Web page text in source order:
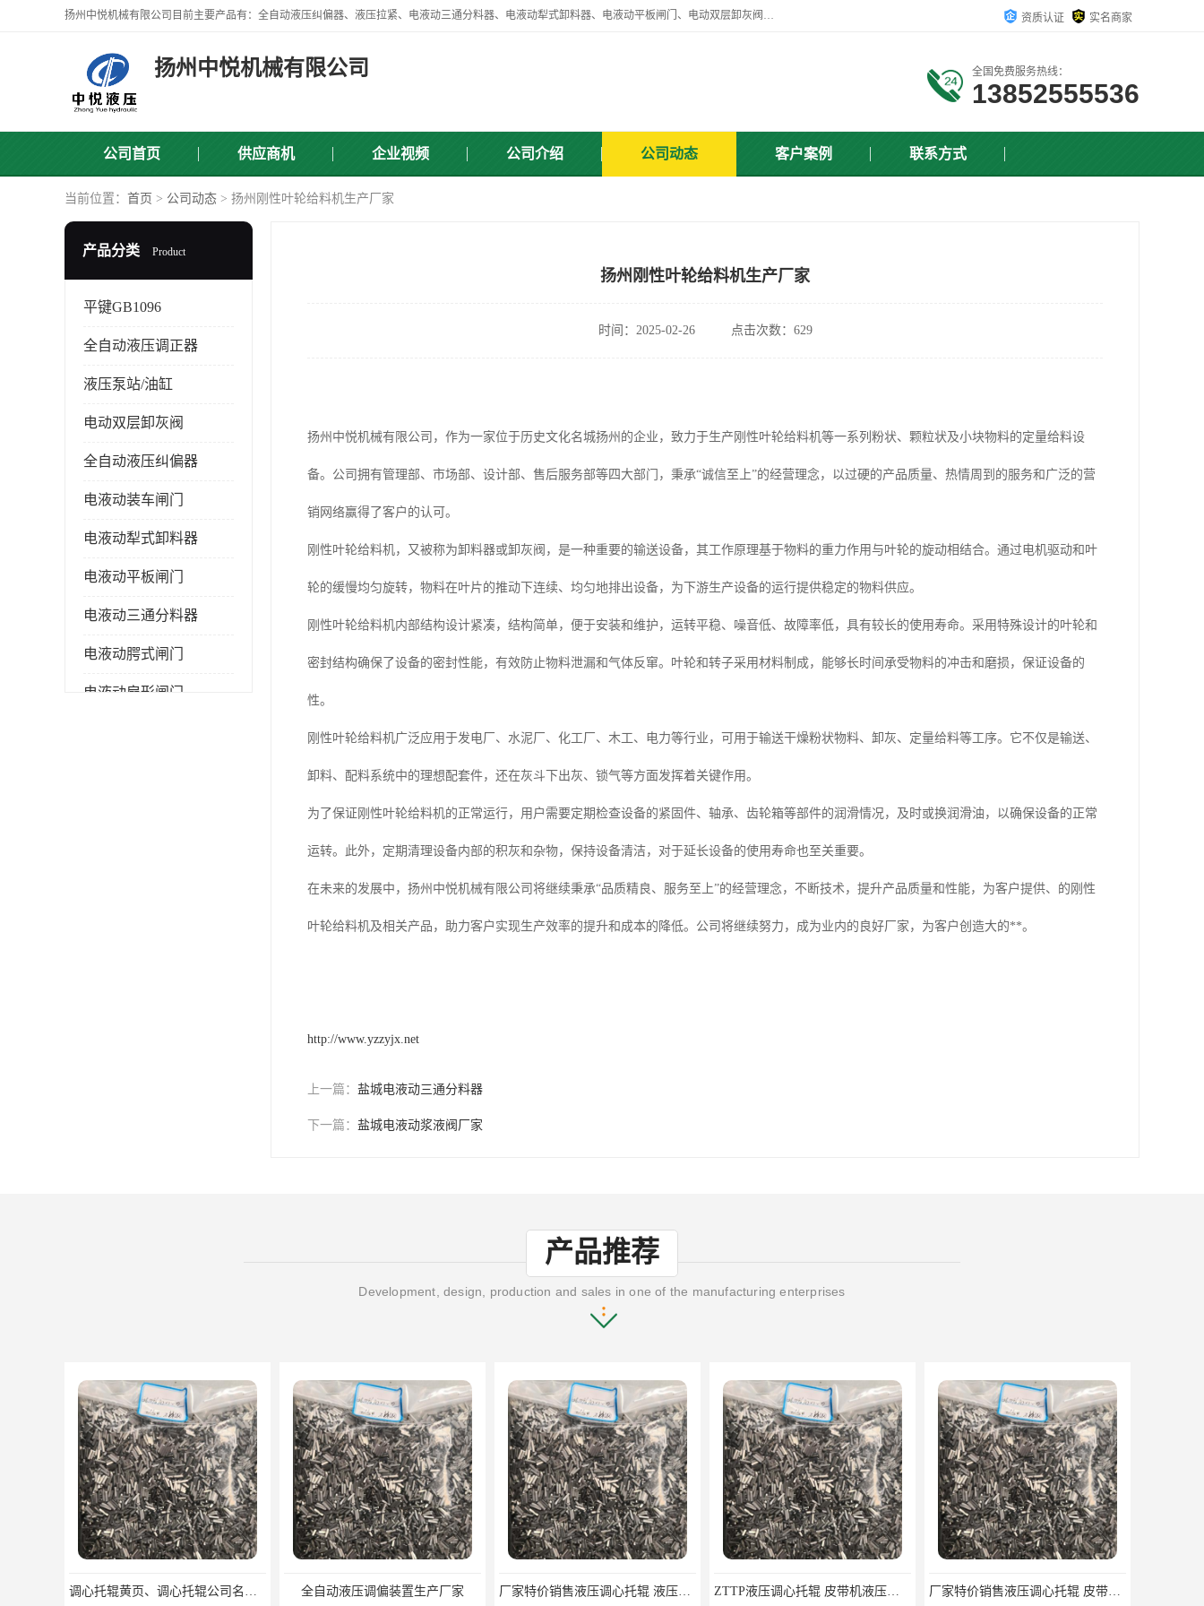
扬州中悦机械有限公司目前主要产品有：全自动液压纠偏器、液压拉紧、电液动三通分料器、电液动犁式卸料器、电液动平板闸门、电动双层卸灰阀、标准件、紧固件、液压泵站、新型电液推杆、皮带全自动液压调正器等，以及除尘通风类百余种产品系列。产品广泛适用于矿山、电力、煤矿、冶金、交通、化工、水利等行业。 资质认证 实名商家
扬州中悦机械有限公司 全国免费服务热线：
13852555536
公司首页 供应商机 企业视频 公司介绍 公司动态 客户案例 联系方式
当前位置： 首页 > 公司动态 > 扬州刚性叶轮给料机生产厂家
产品分类 Product
平键GB1096
全自动液压调正器
液压泵站/油缸
电动双层卸灰阀
全自动液压纠偏器
电液动装车闸门
电液动犁式卸料器
电液动平板闸门
电液动三通分料器
电液动腭式闸门
电液动扇形闸门
高压液压站
平键加工
液压站厂
扬州刚性叶轮给料机生产厂家
时间：2025-02-26 点击次数：629
扬州中悦机械有限公司，作为一家位于历史文化名城扬州的企业，致力于生产刚性叶轮给料机等一系列粉状、颗粒状及小块物料的定量给料设
备。公司拥有管理部、市场部、设计部、售后服务部等四大部门，秉承“诚信至上”的经营理念，以过硬的产品质量、热情周到的服务和广泛的营
销网络赢得了客户的认可。
刚性叶轮给料机，又被称为卸料器或卸灰阀，是一种重要的输送设备，其工作原理基于物料的重力作用与叶轮的旋动相结合。通过电机驱动和叶
轮的缓慢均匀旋转，物料在叶片的推动下连续、均匀地排出设备，为下游生产设备的运行提供稳定的物料供应。
刚性叶轮给料机内部结构设计紧凑，结构简单，便于安装和维护，运转平稳、噪音低、故障率低，具有较长的使用寿命。采用特殊设计的叶轮和
密封结构确保了设备的密封性能，有效防止物料泄漏和气体反窜。叶轮和转子采用材料制成，能够长时间承受物料的冲击和磨损，保证设备的
性。
刚性叶轮给料机广泛应用于发电厂、水泥厂、化工厂、木工、电力等行业，可用于输送干燥粉状物料、卸灰、定量给料等工序。它不仅是输送、
卸料、配料系统中的理想配套件，还在灰斗下出灰、锁气等方面发挥着关键作用。
为了保证刚性叶轮给料机的正常运行，用户需要定期检查设备的紧固件、轴承、齿轮箱等部件的润滑情况，及时或换润滑油，以确保设备的正常
运转。此外，定期清理设备内部的积灰和杂物，保持设备清洁，对于延长设备的使用寿命也至关重要。
在未来的发展中，扬州中悦机械有限公司将继续秉承“品质精良、服务至上”的经营理念，不断技术，提升产品质量和性能，为客户提供、的刚性
叶轮给料机及相关产品，助力客户实现生产效率的提升和成本的降低。公司将继续努力，成为业内的良好厂家，为客户创造大的**。
http://www.yzzyjx.net
上一篇： 盐城电液动三通分料器
下一篇： 盐城电液动浆液阀厂家
产品推荐
Development, design, production and sales in one of the manufacturing enterprises
调心托辊黄页、调心托辊公司名录、调心托辊供应商 全自动液压调偏装置生产厂家 厂家特价销售液压调心托辊 液压调心托辊生产厂家 液压调心托辊厂家 ZTTP液压调心托辊 皮带机液压调心托辊 运输机液压调心托辊 厂家特价销售液压调心托辊 皮带机液压调心托辊